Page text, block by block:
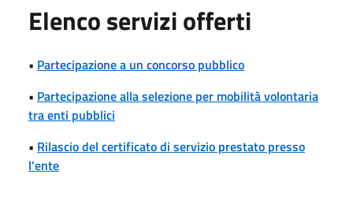
Elenco servizi offerti
• Partecipazione a un concorso pubblico
• Partecipazione alla selezione per mobilità volontaria
tra enti pubblici
• Rilascio del certificato di servizio prestato presso
l'ente